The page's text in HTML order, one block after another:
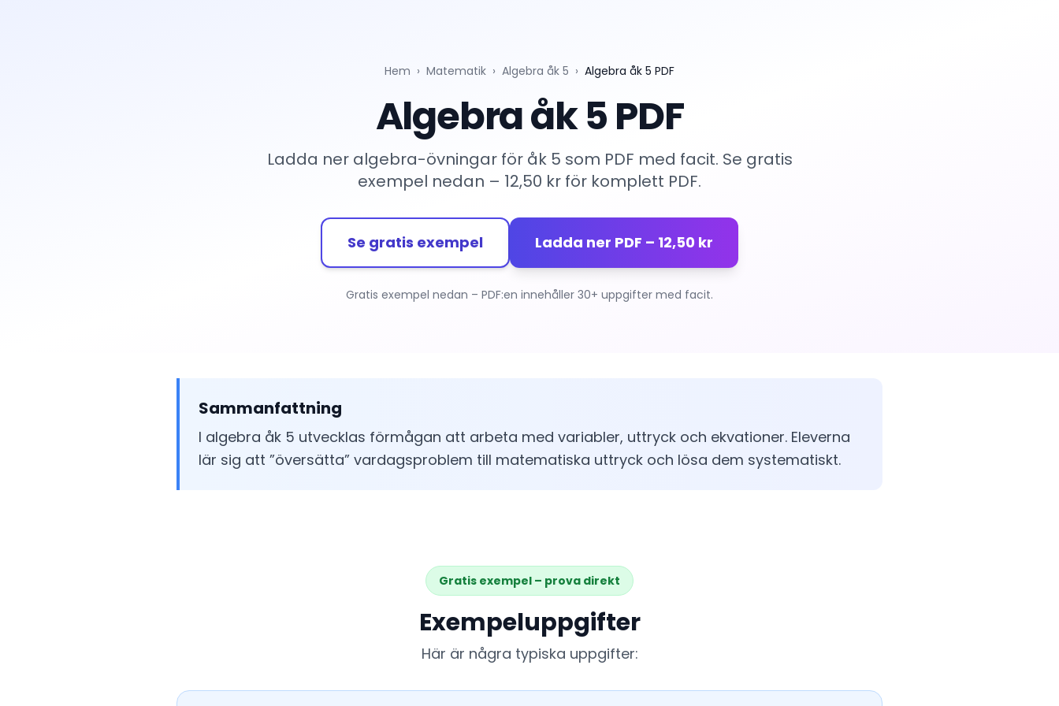
Hem › Matematik › Algebra åk 5 › Algebra åk 5 PDF
Algebra åk 5 PDF
Ladda ner algebra-övningar för åk 5 som PDF med facit. Se gratis
exempel nedan – 12,50 kr för komplett PDF.
Se gratis exempel Ladda ner PDF – 12,50 kr
Gratis exempel nedan – PDF:en innehåller 30+ uppgifter med facit.
Sammanfattning
I algebra åk 5 utvecklas förmågan att arbeta med variabler, uttryck och ekvationer. Eleverna
lär sig att ”översätta” vardagsproblem till matematiska uttryck och lösa dem systematiskt.
Gratis exempel – prova direkt
Exempeluppgifter
Här är några typiska uppgifter: